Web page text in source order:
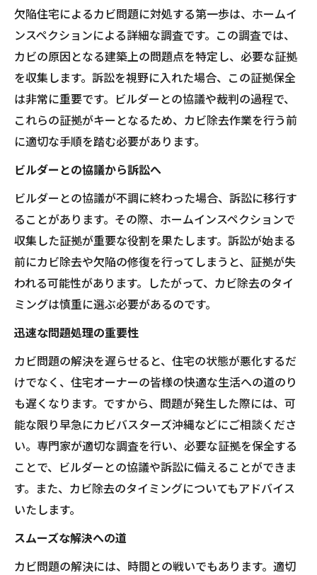
欠陥住宅によるカビ問題に対処する第一歩は、ホームイ
ンスペクションによる詳細な調査です。この調査では、
カビの原因となる建築上の問題点を特定し、必要な証拠
を収集します。訴訟を視野に入れた場合、この証拠保全
は非常に重要です。ビルダーとの協議や裁判の過程で、
これらの証拠がキーとなるため、カビ除去作業を行う前
に適切な手順を踏む必要があります。
ビルダーとの協議から訴訟へ
ビルダーとの協議が不調に終わった場合、訴訟に移行す
ることがあります。その際、ホームインスペクションで
収集した証拠が重要な役割を果たします。訴訟が始まる
前にカビ除去や欠陥の修復を行ってしまうと、証拠が失
われる可能性があります。したがって、カビ除去のタイ
ミングは慎重に選ぶ必要があるのです。
迅速な問題処理の重要性
カビ問題の解決を遅らせると、住宅の状態が悪化するだ
けでなく、住宅オーナーの皆様の快適な生活への道のり
も遅くなります。ですから、問題が発生した際には、可
能な限り早急にカビバスターズ沖縄などにご相談くださ
い。専門家が適切な調査を行い、必要な証拠を保全する
ことで、ビルダーとの協議や訴訟に備えることができま
す。また、カビ除去のタイミングについてもアドバイス
いたします。
スムーズな解決への道
カビ問題の解決には、時間との戦いでもあります。適切